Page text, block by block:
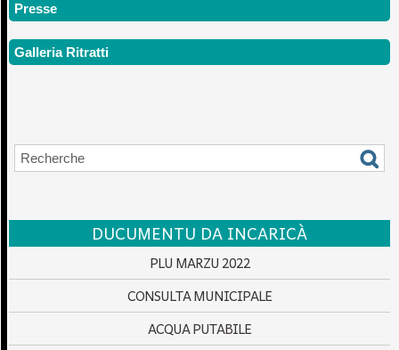
Presse
Galleria Ritratti
DUCUMENTU DA INCARICÀ
PLU MARZU 2022
CONSULTA MUNICIPALE
ACQUA PUTABILE